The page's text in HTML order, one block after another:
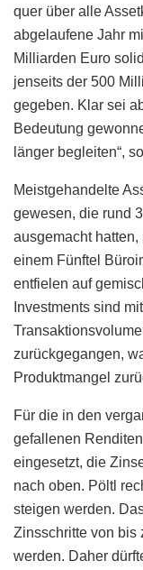
quer über alle
abgelaufene Jahr
Milliarden Euro
jenseits der 500
gegeben. Klar sei
Bedeutung
länger begleiten“,
Meistgehandelte
gewesen, die rund
ausgemacht
einem Fünftel
entfielen auf
Investments sind
zurückgegangen,
Produktmangel
Für die in den
gefallenen
eingesetzt, die
nach oben. Pöltl
steigen werden.
Zinsschritte von bis
werden. Daher